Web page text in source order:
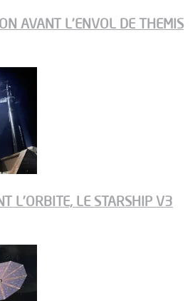
AVANT L’ENVOL DE THEMIS
L’ORBITE, LE STARSHIP V3